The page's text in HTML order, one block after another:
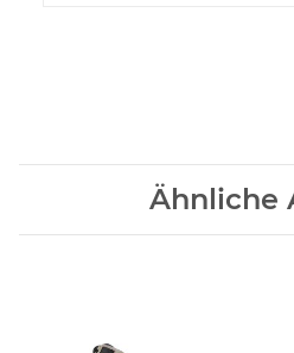
Ähnliche